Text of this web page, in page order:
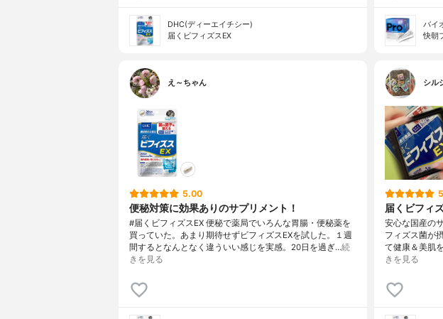
DHC(ディーエイチシー)
届くビフィズスEX
バイ
快朝
え～ちゃん
5.00
便秘対策に効果ありのサプリメント！
#届くビフィズスEX 便秘で薬局でいろんな胃腸・便秘薬を
買っていた。あまり期待せずビフィズスEXを試した。１週
間するとなんとなく違ういい感じを実感。20日を過ぎ…続
きを見る
シル
届くビフィ
安心な国産の
フィズス菌が
て健康＆美肌
きを見る